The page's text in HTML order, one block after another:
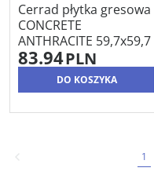
Cerrad płytka gresowa
CONCRETE
ANTHRACITE 59,7x59,7
83.94PLN
DO KOSZYKA
1